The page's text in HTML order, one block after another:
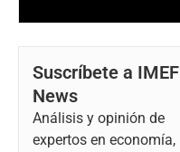
Suscríbete a IMEF
News
Análisis y opinión de
expertos en economía,